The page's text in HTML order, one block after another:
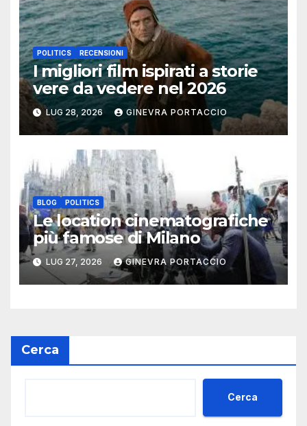
POLITICS RECENSIONI
I migliori film ispirati a storie
vere da vedere nel 2026
LUG 28, 2026 GINEVRA PORTACCIO
BLOG POLITICS
Le location cinematografiche
più famose di Milano
LUG 27, 2026 GINEVRA PORTACCIO
Cerca
Cerca